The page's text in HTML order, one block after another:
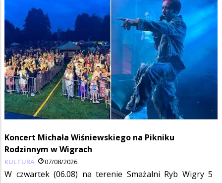
Koncert Michała Wiśniewskiego na Pikniku
Rodzinnym w Wigrach
KULTURA 07/08/2026
W czwartek (06.08) na terenie Smażalni Ryb Wigry 5